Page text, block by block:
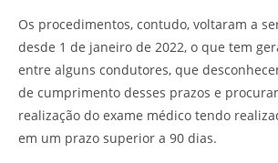
Os procedimentos, contudo, voltaram a
desde 1 de janeiro de 2022, o que tem
entre alguns condutores, que
de cumprimento desses prazos e
realização do exame médico tendo
em um prazo superior a 90 dias.